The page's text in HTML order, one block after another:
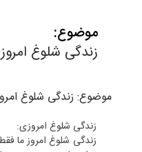
موضوع:
زندگی شلوغ
موضوع: زندگی شلوغ
زندگی شلوغ امروزی:
زندگی شلوغ امروز ما